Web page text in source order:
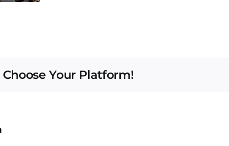
Choose Your Platform!